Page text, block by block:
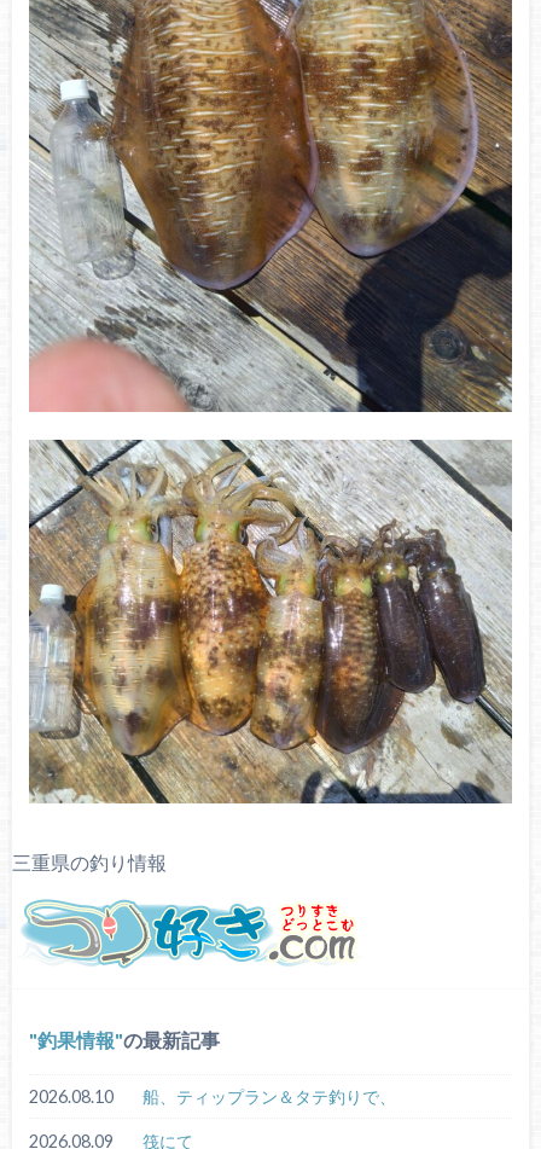
三重県の釣り情報
釣果情報 の最新記事
2026.08.10 船、ティップラン＆タテ釣りで、
2026.08.09 筏にて